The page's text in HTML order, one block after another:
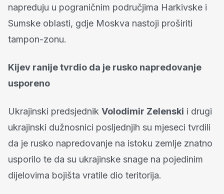
napreduju u pograničnim područjima Harkivske i
Sumske oblasti, gdje Moskva nastoji proširiti
tampon-zonu.
Kijev ranije tvrdio da je rusko napredovanje
usporeno
Ukrajinski predsjednik Volodimir Zelenski i drugi
ukrajinski dužnosnici posljednjih su mjeseci tvrdili
da je rusko napredovanje na istoku zemlje znatno
usporilo te da su ukrajinske snage na pojedinim
dijelovima bojišta vratile dio teritorija.